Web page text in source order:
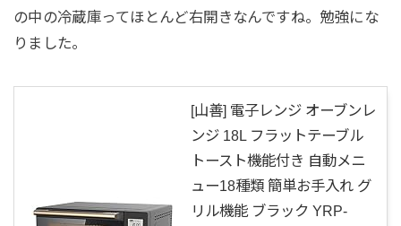
の中の冷蔵庫ってほとんど右開きなんですね。勉強にな
りました。
[山善] 電子レンジ オーブンレ
ンジ 18L フラットテーブル
トースト機能付き 自動メニ
ュー18種類 簡単お手入れ グ
リル機能 ブラック YRP-